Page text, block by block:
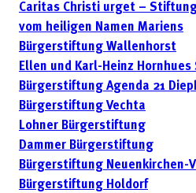
Caritas Christi urget –
vom heiligen Namen Mariens
Bürgerstiftung Wallenhorst
Ellen und Karl-Heinz
Bürgerstiftung Agenda 21
Bürgerstiftung Vechta
Lohner Bürgerstiftung
Dammer Bürgerstiftung
Bürgerstiftung Neuenkirchen-
Bürgerstiftung Holdorf